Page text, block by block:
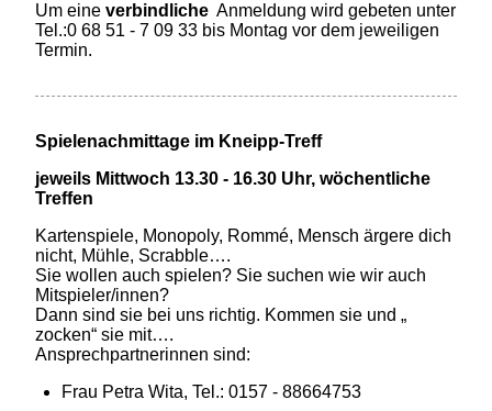
Um eineverbindliche Anmeldung wird gebeten unter
Tel.:0 68 51 - 7 09 33 bis Montag vor dem jeweiligen
Termin.
Spielenachmittage im Kneipp-Treff
jeweils Mittwoch 13.30 - 16.30 Uhr, wöchentliche
Treffen
Kartenspiele, Monopoly, Rommé, Mensch ärgere dich
nicht, Mühle, Scrabble….
Sie wollen auch spielen? Sie suchen wie wir auch
Mitspieler/innen?
Dann sind sie bei uns richtig. Kommen sie und „
zocken“ sie mit….
Ansprechpartnerinnen sind:
Frau Petra Wita, Tel.: 0157 - 88664753